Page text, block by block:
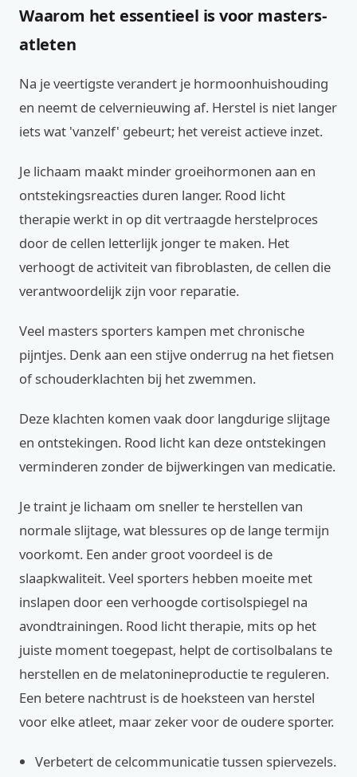
Waarom het essentieel is voor masters-
atleten
Na je veertigste verandert je hormoonhuishouding
en neemt de celvernieuwing af. Herstel is niet langer
iets wat 'vanzelf' gebeurt; het vereist actieve inzet.
Je lichaam maakt minder groeihormonen aan en
ontstekingsreacties duren langer. Rood licht
therapie werkt in op dit vertraagde herstelproces
door de cellen letterlijk jonger te maken. Het
verhoogt de activiteit van fibroblasten, de cellen die
verantwoordelijk zijn voor reparatie.
Veel masters sporters kampen met chronische
pijntjes. Denk aan een stijve onderrug na het fietsen
of schouderklachten bij het zwemmen.
Deze klachten komen vaak door langdurige slijtage
en ontstekingen. Rood licht kan deze ontstekingen
verminderen zonder de bijwerkingen van medicatie.
Je traint je lichaam om sneller te herstellen van
normale slijtage, wat blessures op de lange termijn
voorkomt. Een ander groot voordeel is de
slaapkwaliteit. Veel sporters hebben moeite met
inslapen door een verhoogde cortisolspiegel na
avondtrainingen. Rood licht therapie, mits op het
juiste moment toegepast, helpt de cortisolbalans te
herstellen en de melatonineproductie te reguleren.
Een betere nachtrust is de hoeksteen van herstel
voor elke atleet, maar zeker voor de oudere sporter.
Verbetert de celcommunicatie tussen spiervezels.